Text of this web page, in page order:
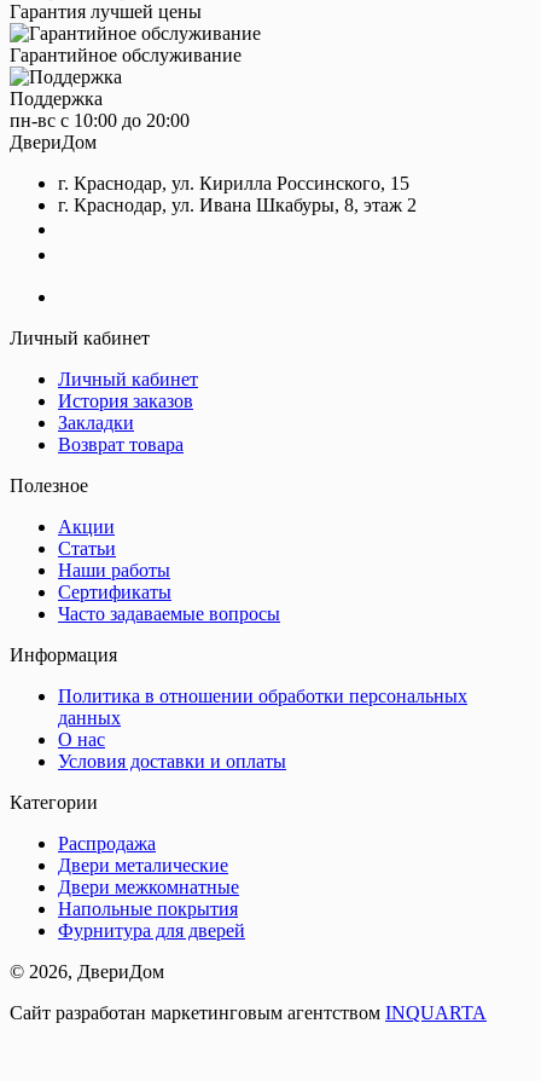
Гарантия лучшей цены
Гарантийное обслуживание
Поддержка
пн-вс с 10:00 до 20:00
ДвериДом
г. Краснодар, ул. Кирилла Россинского, 15
г. Краснодар, ул. Ивана Шкабуры, 8, этаж 2
Личный кабинет
Личный кабинет
История заказов
Закладки
Возврат товара
Полезное
Акции
Статьи
Наши работы
Сертификаты
Часто задаваемые вопросы
Информация
Политика в отношении обработки персональных
данных
О нас
Условия доставки и оплаты
Категории
Распродажа
Двери металические
Двери межкомнатные
Напольные покрытия
Фурнитура для дверей
© 2026, ДвериДом
Сайт разработан маркетинговым агентством INQUARTA